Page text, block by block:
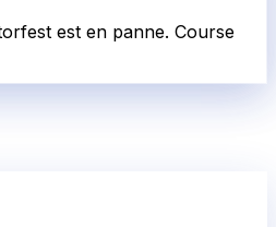
est en panne. Course